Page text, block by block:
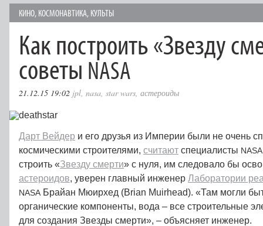
КИНО, КОСМОНАВТИКА, КУЛЬТЫ
Как построить «Звезду
советы NASA
21.12.15 19:02 jpl, nasa, star wars, астероиды
Дарт Вейдер и его друзья из Империи были не очень
космическими строителями, считают специалисты NASA
строить «Звезду смерти» с нуля, им следовало бы
астероидов, уверен главный инженер Лаборатории
NASA Брайан Мюирхед (Brian Muirhead). «Там могли
органические компоненты, вода – все строительные
для создания Звезды смерти», – объясняет инженер.